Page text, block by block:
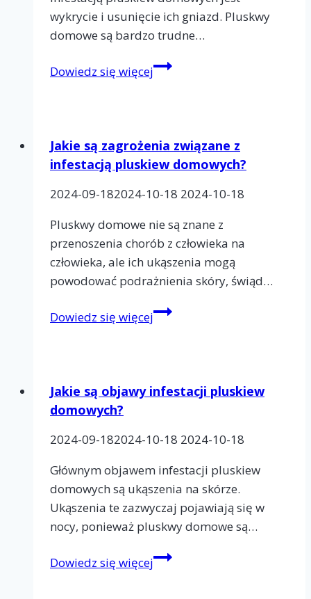
wykrycie i usunięcie ich gniazd. Pluskwy
domowe są bardzo trudne…
Dowiedz się więcejJak
infestacją
pluskiew
Jakie są zagrożenia związane z
infestacją pluskiew domowych?
2024-09-182024-10-18 2024-10-18
Pluskwy domowe nie są znane z
przenoszenia chorób z człowieka na
człowieka, ale ich ukąszenia mogą
powodować podrażnienia skóry, świąd…
Dowiedz się więcejJakie
z
domowych?
Jakie są objawy infestacji pluskiew
domowych?
2024-09-182024-10-18 2024-10-18
Głównym objawem infestacji pluskiew
domowych są ukąszenia na skórze.
Ukąszenia te zazwyczaj pojawiają się w
nocy, ponieważ pluskwy domowe są…
Dowiedz się więcejJakie